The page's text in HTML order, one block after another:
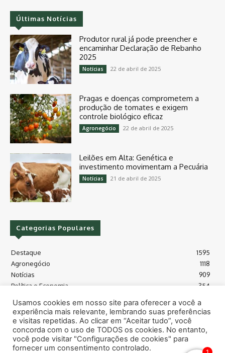
Últimas Notícias
Produtor rural já pode preencher e
encaminhar Declaração de Rebanho
2025
Notícias 22 de abril de 2025
Pragas e doenças comprometem a
produção de tomates e exigem
controle biológico eficaz
Agronegócio 22 de abril de 2025
Leilões em Alta: Genética e
investimento movimentam a Pecuária
Notícias 21 de abril de 2025
Categorias Populares
Destaque
1595
Agronegócio
1118
Notícias
909
Política e Economia
354
Máquinas e Tecnologia
128
Grãos - soja e milho
Meio Ambiente
115
Usamos cookies em nosso site para oferecer a você a
experiência mais relevante, lembrando suas preferências
e visitas repetidas. Ao clicar em “Aceitar tudo”, você
concorda com o uso de TODOS os cookies. No entanto,
você pode visitar "Configurações de cookies" para
fornecer um consentimento controlado.